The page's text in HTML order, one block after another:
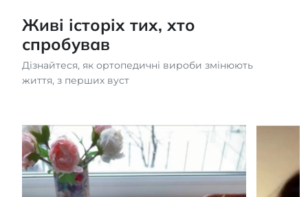
Живі історіх тих, хто
спробував
Дізнайтеся, як ортопедичні вироби змінюють
життя, з перших вуст